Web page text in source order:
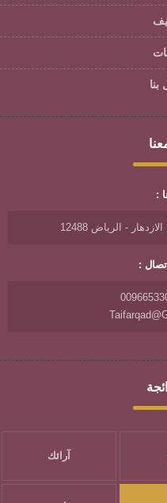
بنا
:
- الرياض 12488
:
آرائك